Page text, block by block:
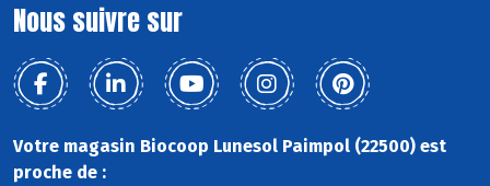
Nous suivre sur
Votre magasin Biocoop Lunesol Paimpol (22500) est
proche de :